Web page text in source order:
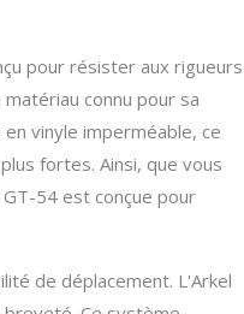
pour résister aux rigueurs
connu pour sa
vinyle imperméable, ce
fortes. Ainsi, que vous
54 est conçue pour
de déplacement. L'Arkel